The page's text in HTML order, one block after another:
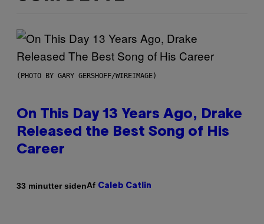
(PHOTO BY GARY GERSHOFF/WIREIMAGE)
On This Day 13 Years Ago, Drake
Released the Best Song of His
Career
33 minutter sidenAf Caleb Catlin